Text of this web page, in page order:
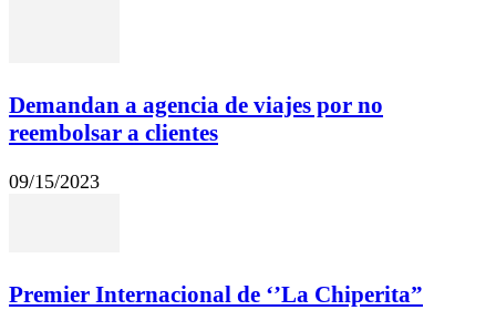
Demandan a agencia de viajes por no
reembolsar a clientes
09/15/2023
Premier Internacional de ‘’La Chiperita”